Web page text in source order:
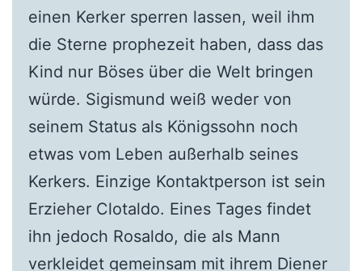
einen Kerker sperren lassen, weil ihm
die Sterne prophezeit haben, dass das
Kind nur Böses über die Welt bringen
würde. Sigismund weiß weder von
seinem Status als Königssohn noch
etwas vom Leben außerhalb seines
Kerkers. Einzige Kontaktperson ist sein
Erzieher Clotaldo. Eines Tages findet
ihn jedoch Rosaldo, die als Mann
verkleidet gemeinsam mit ihrem Diener